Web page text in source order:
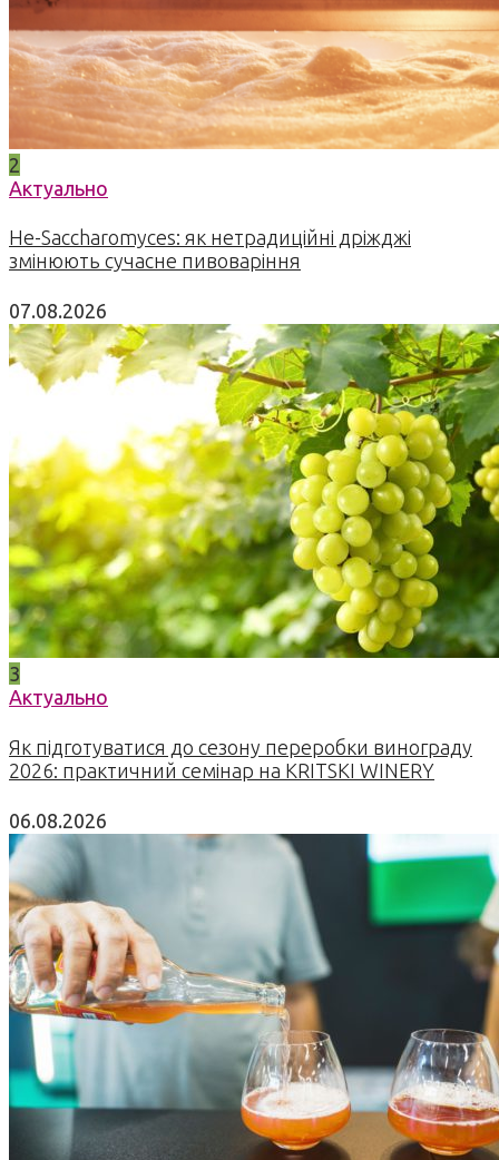
2
Актуально
Не-Saccharomyces: як нетрадиційні дріжджі
змінюють сучасне пивоваріння
07.08.2026
3
Актуально
Як підготуватися до сезону переробки винограду
2026: практичний семінар на KRITSKI WINERY
06.08.2026